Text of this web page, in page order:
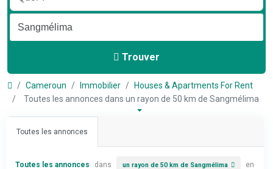
Trouver
Cameroun Immobilier
Houses & Apartments For Rent
Toutes les annonces dans un rayon de 50 km de Sangmélima
Toutes les annonces
Toutes les annonces dans un rayon de 50 km de Sangmélima en